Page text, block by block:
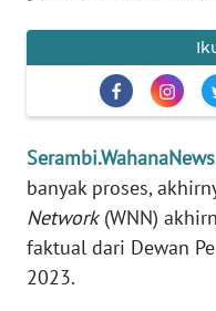
banyak proses,
Network(WNN)
faktual dari Dewan
2023.
KAMI
PEDOMAN
MEDIA
SIBER